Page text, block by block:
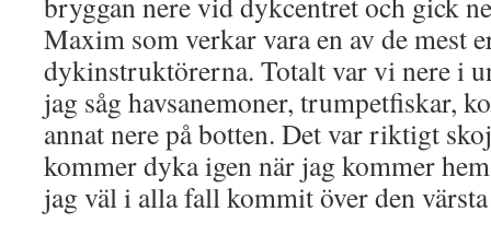
Maxim som verkar vara en av de mest
dykinstruktörerna. Totalt var vi nere i
jag såg havsanemoner, trumpetfiskar,
annat nere på botten. Det var riktigt
kommer dyka igen när jag kommer
jag väl i alla fall kommit över den